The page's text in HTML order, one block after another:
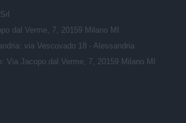
dal Verme, 7, 20159 Milano MI
via Vescovado 18 - Alessandria
Via Jacopo dal Verme, 7, 20159 Milano MI